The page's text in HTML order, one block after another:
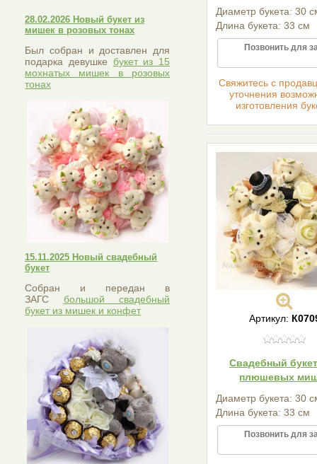
28.02.2026 Новый букет из
мишек в розовых тонах
Был собран и доставлен для
подарка девушке букет из 15
мохнатых мишек в розовых
тонах
15.11.2025 Новый свадебный
букет
Собран и передан в
ЗАГС большой свадебный
букет из мишек и конфет
Диаметр букета: 30
Длина букета: 33 см
Позвонить для
Cвяжитесь с
уточнения
изготовления
Артикул:
Свадебный
плюшевых
Диаметр букета: 30
Длина букета: 33 см
Позвонить для